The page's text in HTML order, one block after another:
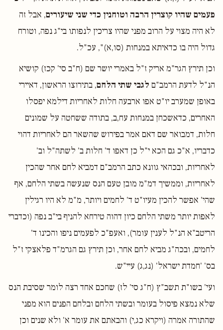
פעמים שהיו קוצרין הרבה וטוחנין כדי שני שיעורים, אבל זה
לא היה מצוי על הרוב מפני שהיו צריכין לנפותו בי"ג נפה, וטורח
גדול היה בו כדאיתא במנחות (סו,א)", עכ"ל.
וכן תירץ הגר"מ אריק ז"ל באמרי יושר שם (ח"ב סי' קכז) קושיא
הנ"ל לדעת הרמב"ם לגבי שתי הלחם, בתירוצו הראשון, דאיירי
באופן שמערב יו"ט אפו ארבעה חלות לאחריות דילמא יפסלו
האחרים, כדאשכחן במנחות עח,ב, בתודה ששחטה על שמונים
חלות, דמבואר שם דאם אמר בפירוש שהשאר הם לאחריות דהוי
כדבריו, א"כ גם הכא י"ל כן דאפו ד' חלות ב' לשתה"ל וב'
לאחריות, ובכהאי גוונא כתב הרמב"ם דמביא לחם אחר שהכין
לאחריות, וממשיך דמ"מ מובן טעם הנס שנעשה בשתי הלחם, אף
שהי' אפשר להכין מעיו"ט ד' לחמים ויותר, מ"מ לא היו רגילין
לאפות יותר משתי הלחם כיון דהוה טירחא להניף בי"ב נפה (וכדברי
הריטב"א הנ"ל לענין עומר), ואעפ"כ לפעמים ניפו והכינו ד'
לחמים, ובכה"ג מביא לחם אחר, וכן תירץ גם הגרמ"ד פלאצקי ז"ל
בס' 'חמדת ישראל' (נג,ג) עיי"ש.
ועי' בשו"ת תשב"ץ (ח"ג סי' לז) שחכם אחד רצה לומר שסיבת הנס
שלא נמצא פיסול בעומר ובשתי הלחם ובלחם הפנים הוא מפני
שהתורה אמרה (ויקרא כג,י) והבאתם את עומר א' ולא שנים וכן